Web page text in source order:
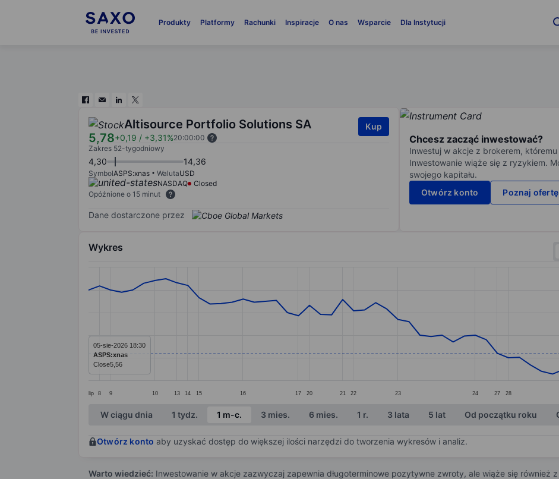
Produkty Platformy Rachunki Inspiracje O nas Wsparcie Dla Instytucji
Altisource Portfolio Solutions SA
5,78+0,19 / +3,31%20:00:00
Kup
Zakres 52-tygodniowy
4,30 14,36
SymbolASPS:xnas WalutaUSD
NASDAQ
Closed
Opóźnione o 15 minut
Dane dostarczone przez
Chcesz zacząć inwestować?
Inwestuj w akcje z brokerem,
Inwestowanie wiąże się z ryzykiem.
swojego kapitału.
Otwórz konto
Poznaj
Wykres
Line chart with 56 data points.
The chart has 1 X axis displaying categories.
The chart has 1 Y axis displaying values. Data ranges from 5.04 to 7.25.
lip 8 9 10 13 14 15 16 17 20 21 22 23 24 27 28
05-sie-2026 18:30
ASPS:xnas
Close5,56
End of interactive chart.
W ciągu dnia 1 tydz. 1 m-c. 3 mies. 6 mies. 1 r. 3 lata 5 lat Od początku roku
Otwórz konto aby uzyskać dostęp do większej ilości narzędzi do tworzenia wykresów i analiz.
Warto wiedzieć: Inwestowanie w akcje zazwyczaj zapewnia długoterminowe pozytywne zwroty, ale wiąże się również